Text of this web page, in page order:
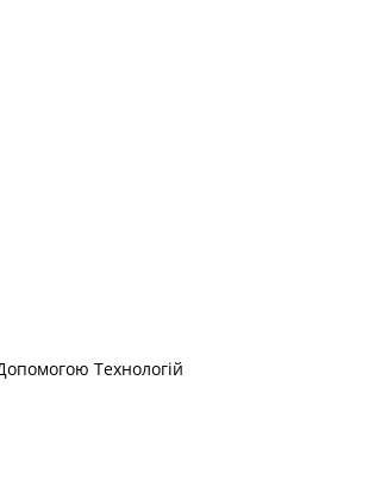
Технологій